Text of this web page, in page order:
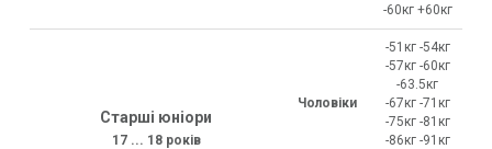
-60кг +60кг
Старші юніори
17 ... 18 років
Чоловіки
-51кг -54кг
-57кг -60кг
-63.5кг
-67кг -71кг
-75кг -81кг
-86кг -91кг